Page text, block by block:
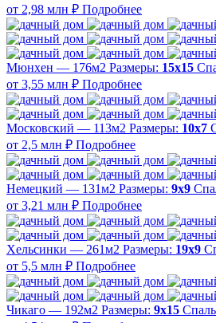
от 2,98 млн ₽ Подробнее
Мюнхен — 176м2 Размеры: 15х15
от 3,55 млн ₽ Подробнее
Московский — 113м2 Размеры: 10х7
от 2,5 млн ₽ Подробнее
Немецкий — 131м2 Размеры: 9х9
от 3,21 млн ₽ Подробнее
Хельсинки — 261м2 Размеры: 19х9
от 5,5 млн ₽ Подробнее
Чикаго — 192м2 Размеры: 9х15